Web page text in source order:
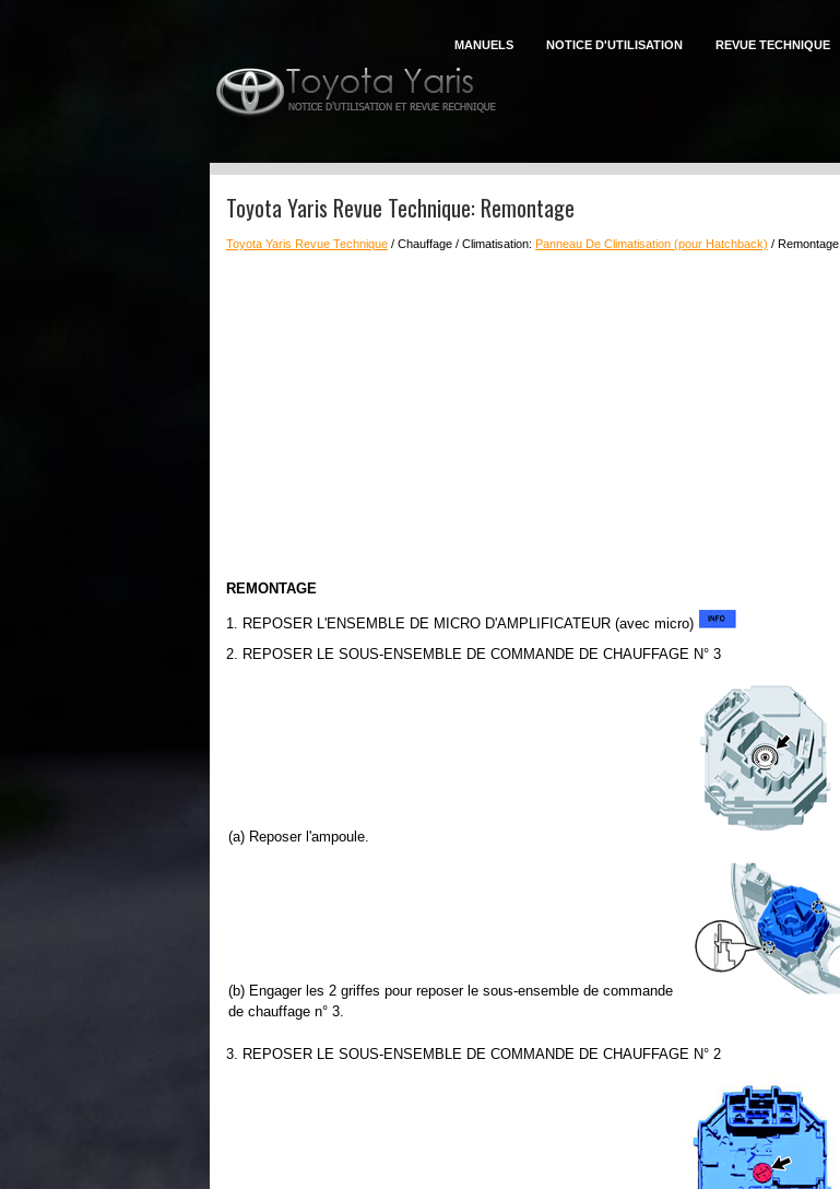
MANUELS NOTICE D'UTILISATION REVUE TECHNIQUE
Toyota Yaris Revue Technique: Remontage
Toyota Yaris Revue Technique / Chauffage / Climatisation: Panneau De Climatisation (pour Hatchback) / Remontage
REMONTAGE
1. REPOSER L'ENSEMBLE DE MICRO D'AMPLIFICATEUR (avec micro)
2. REPOSER LE SOUS-ENSEMBLE DE COMMANDE DE CHAUFFAGE N° 3
(a) Reposer l'ampoule.
(b) Engager les 2 griffes pour reposer le sous-ensemble de commande
de chauffage n° 3.
3. REPOSER LE SOUS-ENSEMBLE DE COMMANDE DE CHAUFFAGE N° 2